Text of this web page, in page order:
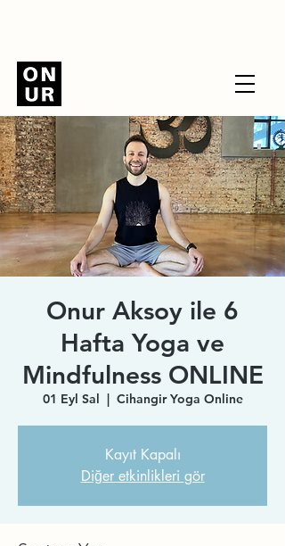
Onur Aksoy ile 6
Hafta Yoga ve
Mindfulness ONLINE
01 Eyl Sal
  |
Cihangir Yoga Online
Kayıt Kapalı
Diğer etkinlikleri gör